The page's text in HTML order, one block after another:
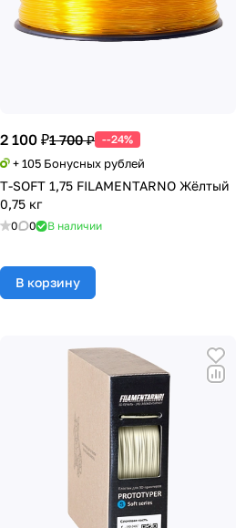
2 100 ₽1 700 ₽ --24%
+ 105 Бонусных рублей
T-SOFT 1,75 FILAMENTARNO Жёлтый
0,75 кг
0 0 В наличии
В корзину